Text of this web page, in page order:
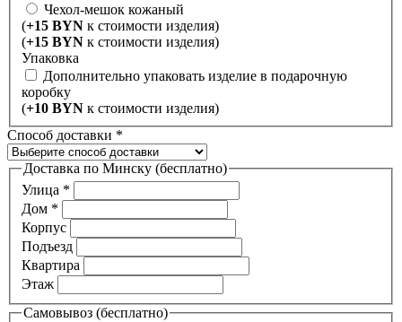
Чехол-мешок кожаный
(+15 BYN к стоимости изделия)
(+15 BYN к стоимости изделия)
Упаковка
Дополнительно упаковать изделие в подарочную
коробку
(+10 BYN к стоимости изделия)
Способ доставки *
Доставка по Минску (бесплатно)
Улица *
Дом *
Корпус
Подъезд
Квартира
Этаж
Самовывоз (бесплатно)